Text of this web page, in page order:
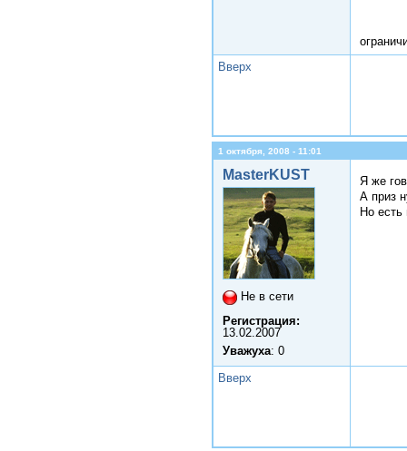
Вверх
1 октября, 2008 - 11:01
MasterKUST
Не в сети
Регистрация:
13.02.2007
Уважуха: 0
Я же
А приз
Но есть
Вверх